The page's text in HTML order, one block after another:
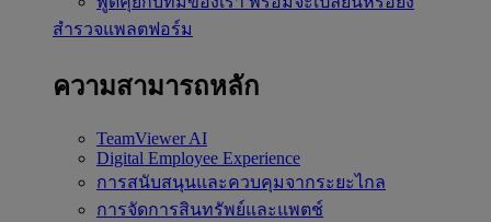
สำรวจแพลตฟอร์ม
ความสามารถหลัก
TeamViewer AI
Digital Employee Experience
การสนับสนุนและควบคุมจากระยะไกล
การจัดการสินทรัพย์และแพตช์